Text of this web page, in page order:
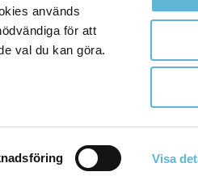
används
för att
val du kan göra.
Visa